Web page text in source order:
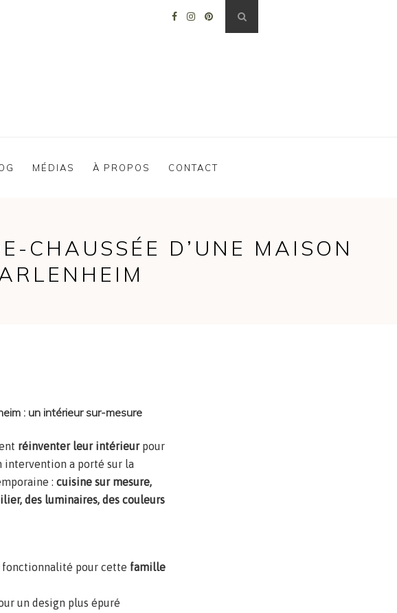
MÉDIAS À PROPOS CONTACT
CHAUSSÉE D’UNE MAISON
: un intérieur sur-mesure
réinventer leur intérieurpour
intervention a porté sur la
:cuisine sur mesure,
des luminaires,des couleurs
fonctionnalité pour cette famille
un design plus épuré